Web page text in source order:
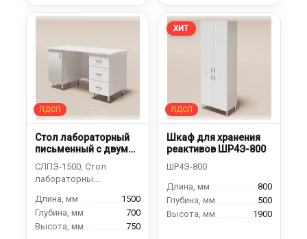
Стол лабораторный
письменный с двумя
1500
700
750
ХИТ
Шкаф для хранения
реактивов ШР4Э-800
800
500
1900